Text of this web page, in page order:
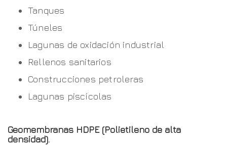
Tanques
Túneles
Lagunas de oxidación industrial
Rellenos sanitarios
Construcciones petroleras
Lagunas piscícolas
Geomembranas HDPE (Polietileno de alta
densidad).